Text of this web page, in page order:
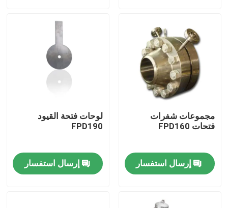
المنتجات
أشرطة فيديو
حول بنا
جولة في المعمل
مجموعات شفرات
فتحات FPD160
إرسال استفسار
لوحات فتحة القيود
FPD190
إرسال استفسار